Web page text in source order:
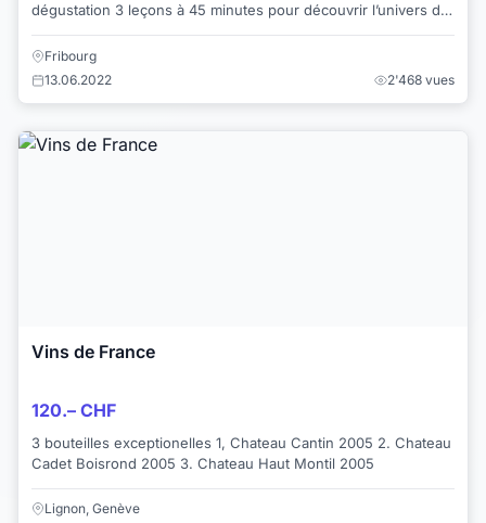
dégustation 3 leçons à 45 minutes pour découvrir l’univers du
vin. Des conseils pratiqu...
Fribourg
13.06.2022
2'468 vues
Vins de France
120.– CHF
3 bouteilles exceptionelles 1, Chateau Cantin 2005 2. Chateau
Cadet Boisrond 2005 3. Chateau Haut Montil 2005
Lignon, Genève